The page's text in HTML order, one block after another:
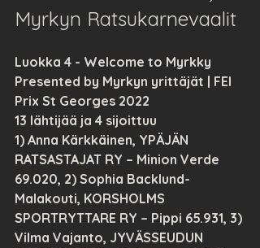
Myrkyn Ratsukarnevaalit
Luokka 4 - Welcome to Myrkky
Presented by Myrkyn yrittäjät | FEI
Prix St Georges 2022
13 lähtijää ja 4 sijoittuu
1) Anna Kärkkäinen, YPÄJÄN
RATSASTAJAT RY – Minion Verde
69.020, 2) Sophia Backlund-
Malakouti, KORSHOLMS
SPORTRYTTARE RY – Pippi 65.931, 3)
Vilma Vajanto, JYVÄSSEUDUN